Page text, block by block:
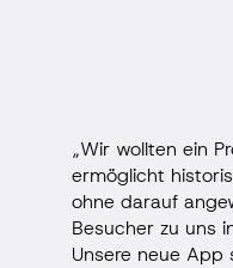
„Wir wollten ein
ermöglicht
ohne darauf
Besucher zu uns
Unsere neue